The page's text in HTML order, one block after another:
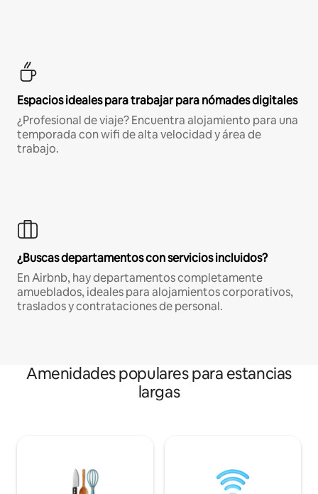
Espacios ideales para trabajar para nómades digitales
¿Profesional de viaje? Encuentra alojamiento para una
temporada con wifi de alta velocidad y área de
trabajo.
¿Buscas departamentos con servicios incluidos?
En Airbnb, hay departamentos completamente
amueblados, ideales para alojamientos corporativos,
traslados y contrataciones de personal.
Amenidades populares para estancias
largas